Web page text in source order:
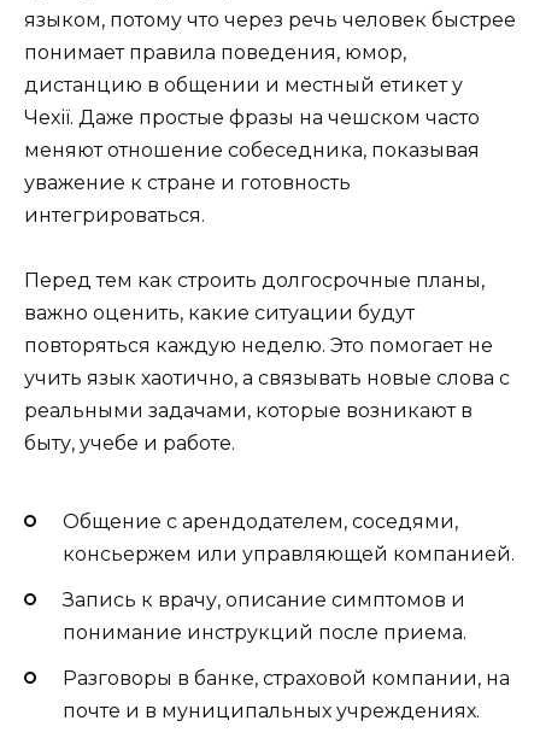
языком, потому что через речь человек быстрее
понимает правила поведения, юмор,
дистанцию в общении и местный етикет у
Чехії. Даже простые фразы на чешском часто
меняют отношение собеседника, показывая
уважение к стране и готовность
интегрироваться.
Перед тем как строить долгосрочные планы,
важно оценить, какие ситуации будут
повторяться каждую неделю. Это помогает не
учить язык хаотично, а связывать новые слова с
реальными задачами, которые возникают в
быту, учебе и работе.
Общение с арендодателем, соседями,
консьержем или управляющей компанией.
Запись к врачу, описание симптомов и
понимание инструкций после приема.
Разговоры в банке, страховой компании, на
почте и в муниципальных учреждениях.